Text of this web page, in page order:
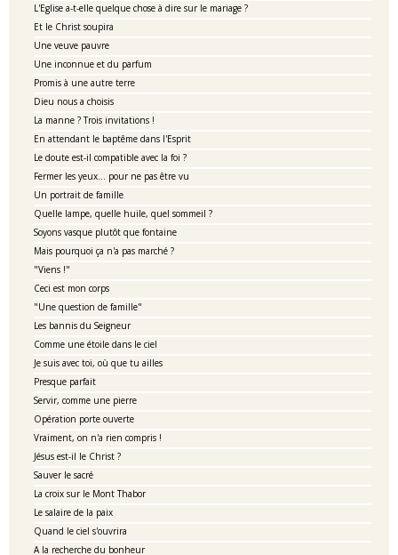
L'Eglise a-t-elle quelque chose à dire sur le mariage ?
Et le Christ soupira
Une veuve pauvre
Une inconnue et du parfum
Promis à une autre terre
Dieu nous a choisis
La manne ? Trois invitations !
En attendant le baptême dans l'Esprit
Le doute est-il compatible avec la foi ?
Fermer les yeux... pour ne pas être vu
Un portrait de famille
Quelle lampe, quelle huile, quel sommeil ?
Soyons vasque plutôt que fontaine
Mais pourquoi ça n'a pas marché ?
"Viens !"
Ceci est mon corps
"Une question de famille"
Les bannis du Seigneur
Comme une étoile dans le ciel
Je suis avec toi, où que tu ailles
Presque parfait
Servir, comme une pierre
Opération porte ouverte
Vraiment, on n'a rien compris !
Jésus est-il le Christ ?
Sauver le sacré
La croix sur le Mont Thabor
Le salaire de la paix
Quand le ciel s'ouvrira
A la recherche du bonheur